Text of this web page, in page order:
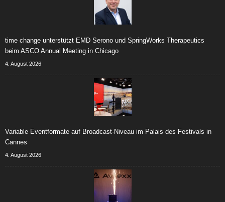
time change unterstützt EMD Serono und SpringWorks Therapeutics
beim ASCO Annual Meeting in Chicago
4. August 2026
Variable Eventformate auf Broadcast-Niveau im Palais des Festivals in
Cannes
4. August 2026